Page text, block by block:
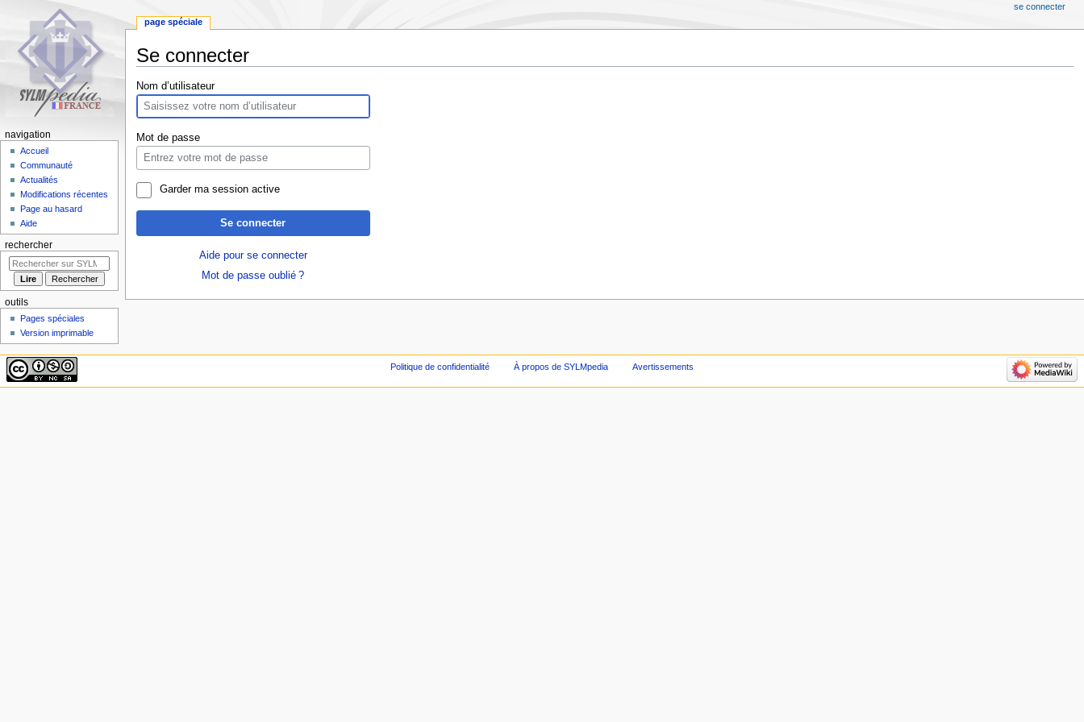
Se connecter
Aller
à
la
navigation
Aller
à
la
recherche
Nom d’utilisateur
Mot de passe
Garder ma session active
Se connecter
Aide pour se connecter
Mot de passe oublié ?
page spéciale
se connecter
navigation
Accueil
Communauté
Actualités
Modifications récentes
Page au hasard
Aide
rechercher
outils
Pages spéciales
Version imprimable
Politique de confidentialité À propos de SYLMpedia Avertissements